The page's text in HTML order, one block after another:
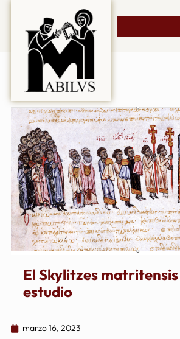
El Skylitzes matritensis
estudio
marzo 16, 2023